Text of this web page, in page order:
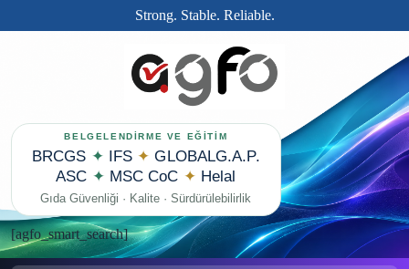
Strong. Stable. Reliable.
BELGELENDİRME VE EĞİTİM
BRCGS ✦ IFS ✦ GLOBALG.A.P.
ASC ✦ MSC CoC ✦ Helal
Gıda Güvenliği · Kalite · Sürdürülebilirlik
[agfo_smart_search]